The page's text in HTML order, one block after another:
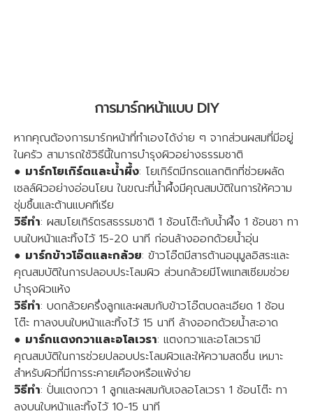
การมาร์กหน้าแบบ DIY
หากคุณต้องการมาร์กหน้าที่ทำเองได้ง่าย ๆ จากส่วนผสมที่มีอยู่
ในครัว สามารถใช้วิธีนี้ในการบำรุงผิวอย่างธรรมชาติ
● มาร์กโยเกิร์ตและน้ำผึ้ง: โยเกิร์ตมีกรดแลกติกที่ช่วยผลัด
เซลล์ผิวอย่างอ่อนโยน ในขณะที่น้ำผึ้งมีคุณสมบัติในการให้ความ
ชุ่มชื้นและต้านแบคทีเรีย
วิธีทำ: ผสมโยเกิร์ตรสธรรมชาติ 1 ช้อนโต๊ะกับน้ำผึ้ง 1 ช้อนชา ทา
บนใบหน้าและทิ้งไว้ 15-20 นาที ก่อนล้างออกด้วยน้ำอุ่น
● มาร์กข้าวโอ๊ตและกล้วย: ข้าวโอ๊ตมีสารต้านอนุมูลอิสระและ
คุณสมบัติในการปลอบประโลมผิว ส่วนกล้วยมีโพแทสเซียมช่วย
บำรุงผิวแห้ง
วิธีทำ: บดกล้วยครึ่งลูกและผสมกับข้าวโอ๊ตบดละเอียด 1 ช้อน
โต๊ะ ทาลงบนใบหน้าและทิ้งไว้ 15 นาที ล้างออกด้วยน้ำสะอาด
● มาร์กแตงกวาและอโลเวรา: แตงกวาและอโลเวรามี
คุณสมบัติในการช่วยปลอบประโลมผิวและให้ความสดชื่น เหมาะ
สำหรับผิวที่มีการระคายเคืองหรือแพ้ง่าย
วิธีทำ: ปั่นแตงกวา 1 ลูกและผสมกับเจลอโลเวรา 1 ช้อนโต๊ะ ทา
ลงบนใบหน้าและทิ้งไว้ 10-15 นาที